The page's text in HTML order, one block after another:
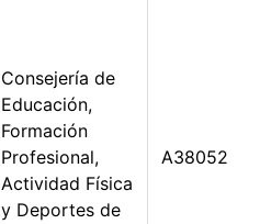
Consejería de
Educación,
Formación
Profesional,
Actividad Física
y Deportes de
A38052882